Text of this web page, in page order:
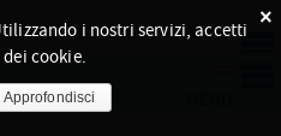
×
i nostri servizi, accetti
cookie.
Approfondisci